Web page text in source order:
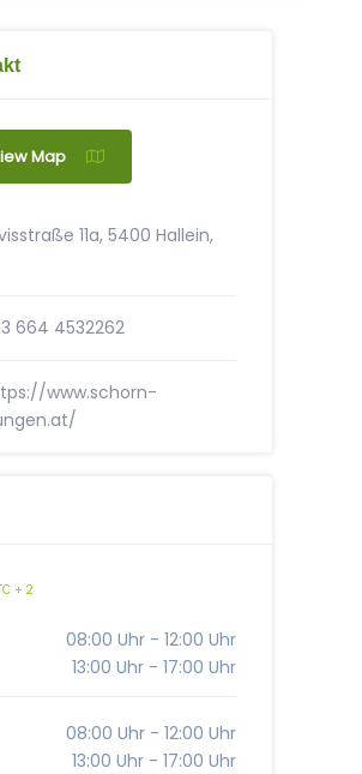
Map
11a, 5400 Hallein,
664 4532262
www.schorn-
+ 2
08:00 Uhr - 12:00 Uhr
13:00 Uhr - 17:00 Uhr
08:00 Uhr - 12:00 Uhr
13:00 Uhr - 17:00 Uhr